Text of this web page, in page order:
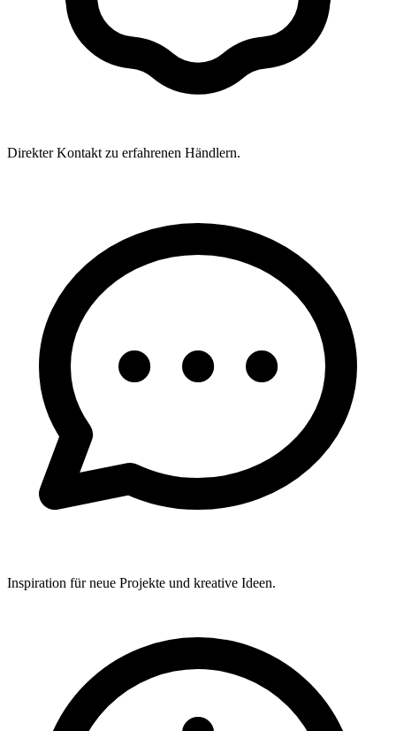
Direkter Kontakt zu erfahrenen Händlern.
Inspiration für neue Projekte und kreative Ideen.